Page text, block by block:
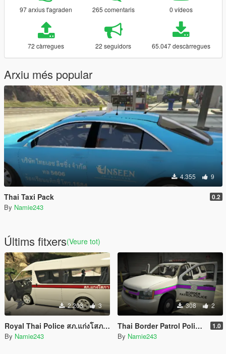
97 arxius t'agraden 265 comentaris 0 vídeos
72 càrregues 22 seguidors 65.047 descàrregues
Arxiu més popular
4.355 9
Thai Taxi Pack 0.2
By Namie243
Últims fitxers(Veure tot)
2.203 3
Royal Thai Police สภ.แก่งโสภา Toyota Commuter Hiace
By Namie243
308 2
Thai Border Patrol Police Chevrolet Tahoe 2013 1.0
By Namie243